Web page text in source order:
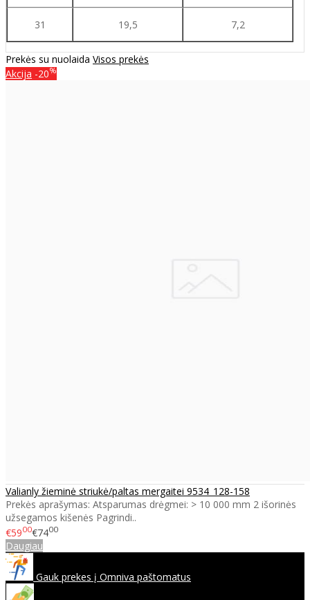
31 19,5 7,2
Prekės su nuolaida Visos prekės
Akcija -20%
Valianly žieminė striukė/paltas mergaitei 9534_128-158
Prekės aprašymas: Atsparumas drėgmei: > 10 000 mm 2 išorinės
užsegamos kišenės Pagrindi..
€5900€7400
Daugiau
Gauk prekes į Omniva paštomatus